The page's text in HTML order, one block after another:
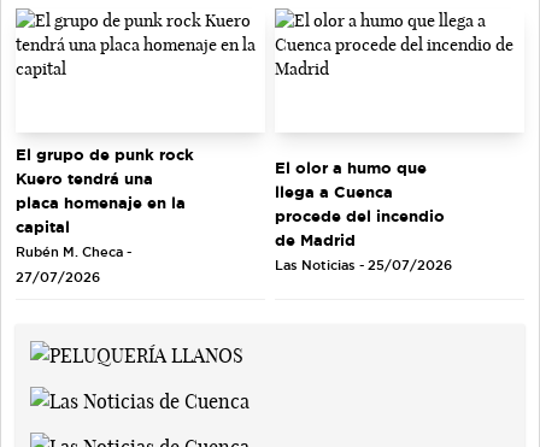
El grupo de punk rock
Kuero tendrá una
placa homenaje en la
capital
Rubén M. Checa -
27/07/2026
El olor a humo que
llega a Cuenca
procede del incendio
de Madrid
Las Noticias - 25/07/2026